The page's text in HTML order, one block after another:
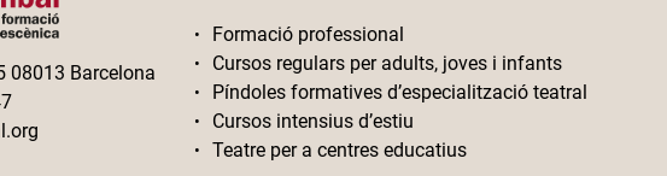
08013 Barcelona
Formació professional
Cursos regulars per adults, joves i infants
Píndoles formatives d’especialització teatral
Cursos intensius d’estiu
Teatre per a centres educatius